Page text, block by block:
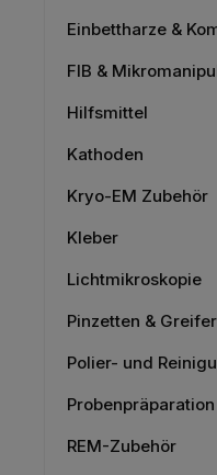
Einbettharze &
FIB &
Hilfsmittel
Kathoden
Kryo-EM Zubehör
Kleber
Lichtmikroskopie
Pinzetten & Greifer
Polier- und
Probenpräparation
REM-Zubehör